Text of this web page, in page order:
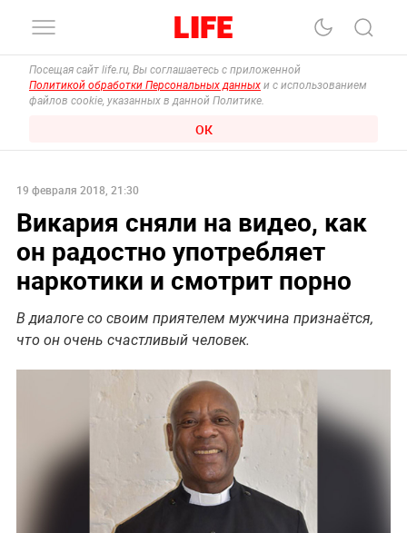
Посещая сайт life.ru, Вы соглашаетесь с приложенной
Политикой обработки Персональных данных и с использованием
файлов cookie, указанных в данной Политике.
ОК
19 февраля 2018, 21:30
Викария сняли на видео, как
он радостно употребляет
наркотики и смотрит порно
В диалоге со своим приятелем мужчина признаётся,
что он очень счастливый человек.